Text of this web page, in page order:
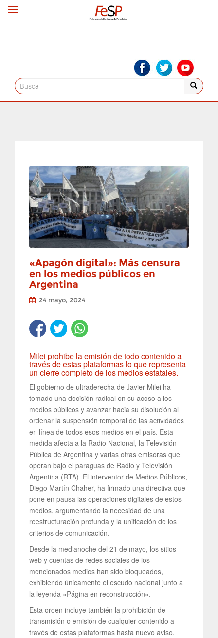
Search
for:
«Apagón digital»: Más censura
en los medios públicos en
Argentina
24 mayo, 2024
Milei prohibe la emisión de todo contenido a
través de estas plataformas lo que representa
un cierre completo de los medios estatales.
El gobierno de ultraderecha de Javier Milei ha
tomado una decisión radical en su acoso a los
medios públicos y avanzar hacia su disolución al
ordenar la suspensión temporal de las actividades
en línea de todos esos medios en el país. Esta
medida afecta a la Radio Nacional, la Televisión
Pública de Argentina y varias otras emisoras que
operan bajo el paraguas de Radio y Televisión
Argentina (RTA). El interventor de Medios Públicos,
Diego Martín Chaher, ha firmado una directiva que
pone en pausa las operaciones digitales de estos
medios, argumentando la necesidad de una
reestructuración profunda y la unificación de los
criterios de comunicación.
Desde la medianoche del 21 de mayo, los sitios
web y cuentas de redes sociales de los
mencionados medios han sido bloqueados,
exhibiendo únicamente el escudo nacional junto a
la leyenda «Página en reconstrucción».
Esta orden incluye también la prohibición de
transmisión o emisión de cualquier contenido a
través de estas plataformas hasta nuevo aviso.